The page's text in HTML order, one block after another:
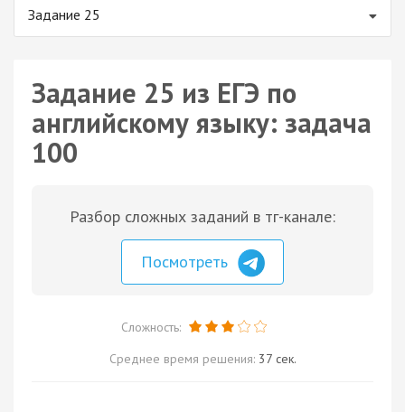
Задание 25
Задание 25 из ЕГЭ по
английскому языку: задача
100
Разбор сложных заданий в тг-канале:
Посмотреть
Сложность:
Среднее время решения: 37 сек.